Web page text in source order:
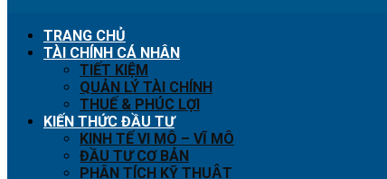
TRANG CHỦ
TÀI CHÍNH CÁ NHÂN
TIẾT KIỆM
QUẢN LÝ TÀI CHÍNH
THUẾ & PHÚC LỢI
KIẾN THỨC ĐẦU TƯ
KINH TẾ VI MÔ – VĨ MÔ
ĐẦU TƯ CƠ BẢN
PHÂN TÍCH KỸ THUẬT